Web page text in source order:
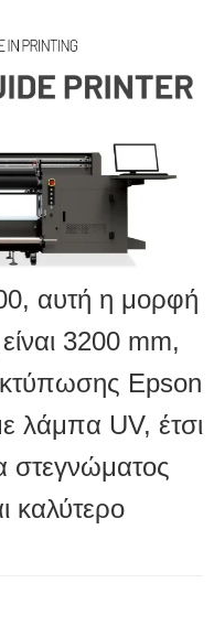
αυτή η μορφή
3200 mm,
Epson
λάμπα UV, έτσι
στεγνώματος
καλύτερο